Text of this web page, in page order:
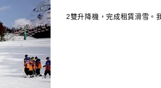
2雙升降機，完成租賃滑雪。